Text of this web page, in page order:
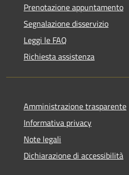
Prenotazione appuntamento
Segnalazione disservizio
Leggi le FAQ
Richiesta assistenza
Amministrazione trasparente
Informativa privacy
Note legali
Dichiarazione di accessibilità